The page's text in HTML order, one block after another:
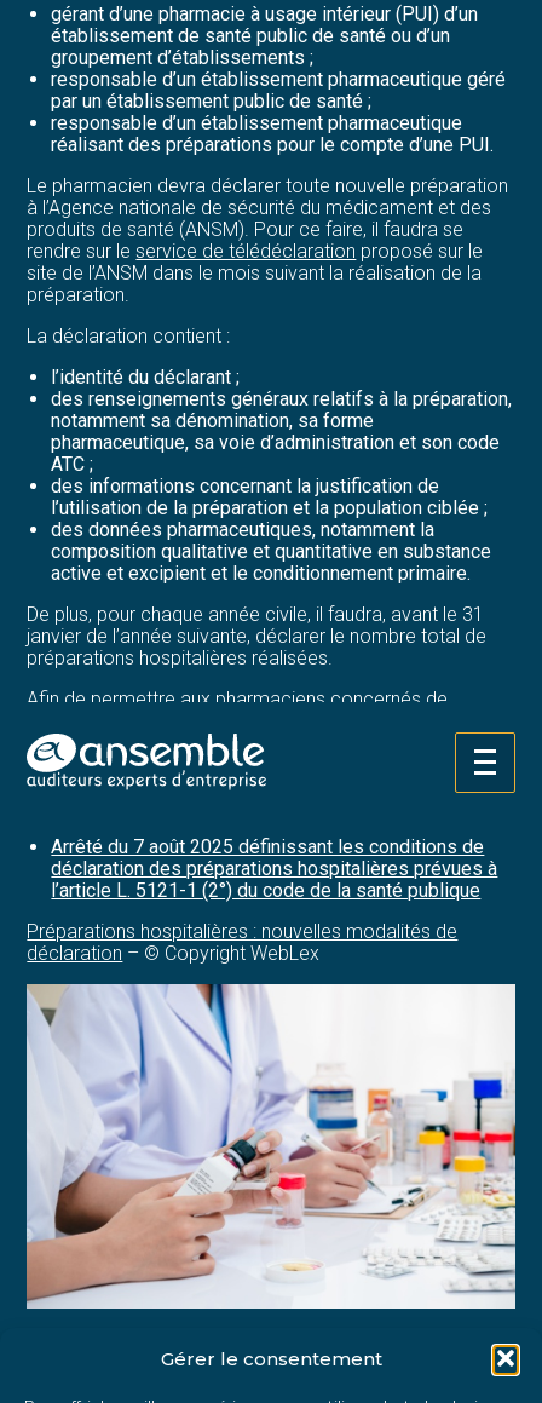
Gérer le consentement
Aller
au
gérant d’une pharmacie à usage intérieur (PUI) d’un
établissement de santé public de santé ou d’un
groupement d’établissements ;
responsable d’un établissement pharmaceutique géré
par un établissement public de santé ;
responsable d’un établissement pharmaceutique
réalisant des préparations pour le compte d’une PUI.
Le pharmacien devra déclarer toute nouvelle préparation
à l’Agence nationale de sécurité du médicament et des
produits de santé (ANSM). Pour ce faire, il faudra se
rendre sur leservice de télédéclaration proposé sur le
site de l’ANSM dans le mois suivant la réalisation de la
préparation.
La déclaration contient :
l’identité du déclarant ;
des renseignements généraux relatifs à la préparation,
notamment sa dénomination, sa forme
pharmaceutique, sa voie d’administration et son code
ATC ;
des informations concernant la justification de
l’utilisation de la préparation et la population ciblée ;
des données pharmaceutiques, notamment la
composition qualitative et quantitative en substance
active et excipient et le conditionnement primaire.
De plus, pour chaque année civile, il faudra, avant le 31
janvier de l’année suivante, déclarer le nombre total de
préparations hospitalières réalisées.
Afin de permettre aux pharmaciens concernés de
jusqu’au 22 février 2026 pour faire leurs déclarations
selon ces modalités.
Arrêté du 7 août 2025 définissant les conditions de
déclaration des préparations hospitalières prévues à
l’article L. 5121-1 (2°) du code de la santé publique
Préparations hospitalières : nouvelles modalités de
déclaration – © Copyright WebLex